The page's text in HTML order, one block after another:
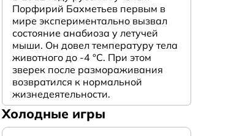
Порфирий Бахметьев первым в
мире экспериментально вызвал
состояние анабиоза у летучей
мыши. Он довел температуру тела
животного до -4 °C. При этом
зверек после размораживания
возвратился к нормальной
жизнедеятельности.
Холодные игры